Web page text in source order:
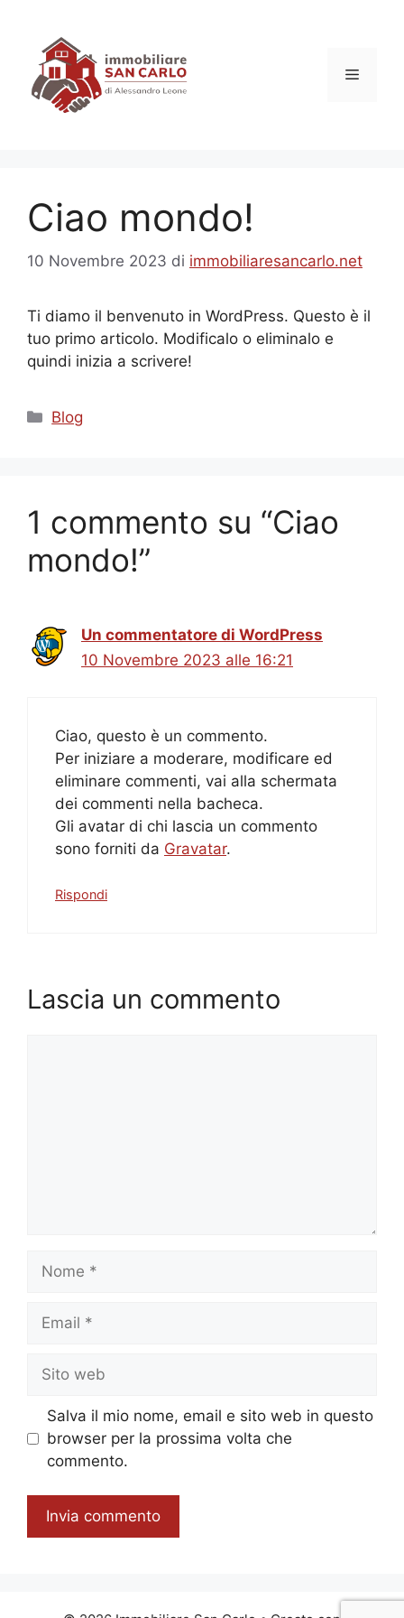
contenuto
Menu
Ciao mondo!
10 Novembre 2023 di immobiliaresancarlo.net
Ti diamo il benvenuto in WordPress. Questo è il
tuo primo articolo. Modificalo o eliminalo e
quindi inizia a scrivere!
Categorie
Blog
1 commento su “Ciao
mondo!”
Un commentatore di WordPress
10 Novembre 2023 alle 16:21
Ciao, questo è un commento.
Per iniziare a moderare, modificare ed
eliminare commenti, vai alla schermata
dei commenti nella bacheca.
Gli avatar di chi lascia un commento
sono forniti da Gravatar.
Rispondi
Lascia un commento
web
Salva il mio nome, email e sito web in questo
browser per la prossima volta che
commento.